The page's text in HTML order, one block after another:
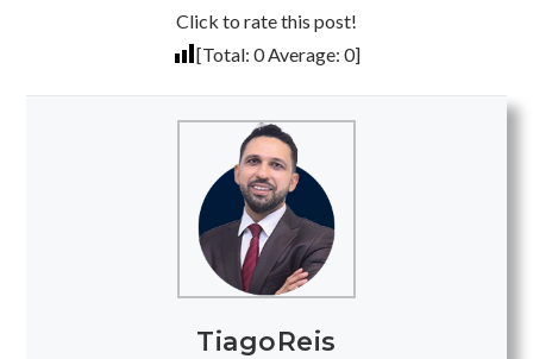
Click to rate this post!
[Total: 0Average: 0]
TiagoReis